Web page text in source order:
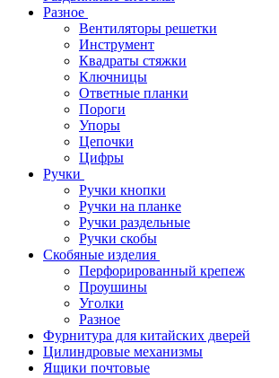
Разное
Вентиляторы решетки
Инструмент
Квадраты стяжки
Ключницы
Ответные планки
Пороги
Упоры
Цепочки
Цифры
Ручки
Ручки кнопки
Ручки на планке
Ручки раздельные
Ручки скобы
Скобяные изделия
Перфорированный крепеж
Проушины
Уголки
Разное
Фурнитура для китайских дверей
Цилиндровые механизмы
Ящики почтовые